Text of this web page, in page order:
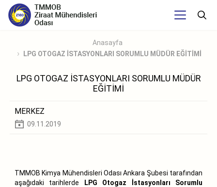
Anasayfa
LPG OTOGAZ İSTASYONLARI SORUMLU MÜDÜR EĞİTİMİ
LPG OTOGAZ İSTASYONLARI SORUMLU MÜDÜR
EĞİTİMİ
MERKEZ
09.11.2019
TMMOB Kimya Mühendisleri Odası Ankara Şubesi tarafından
aşağıdaki tarihlerde
LPG Otogaz İstasyonları Sorumlu